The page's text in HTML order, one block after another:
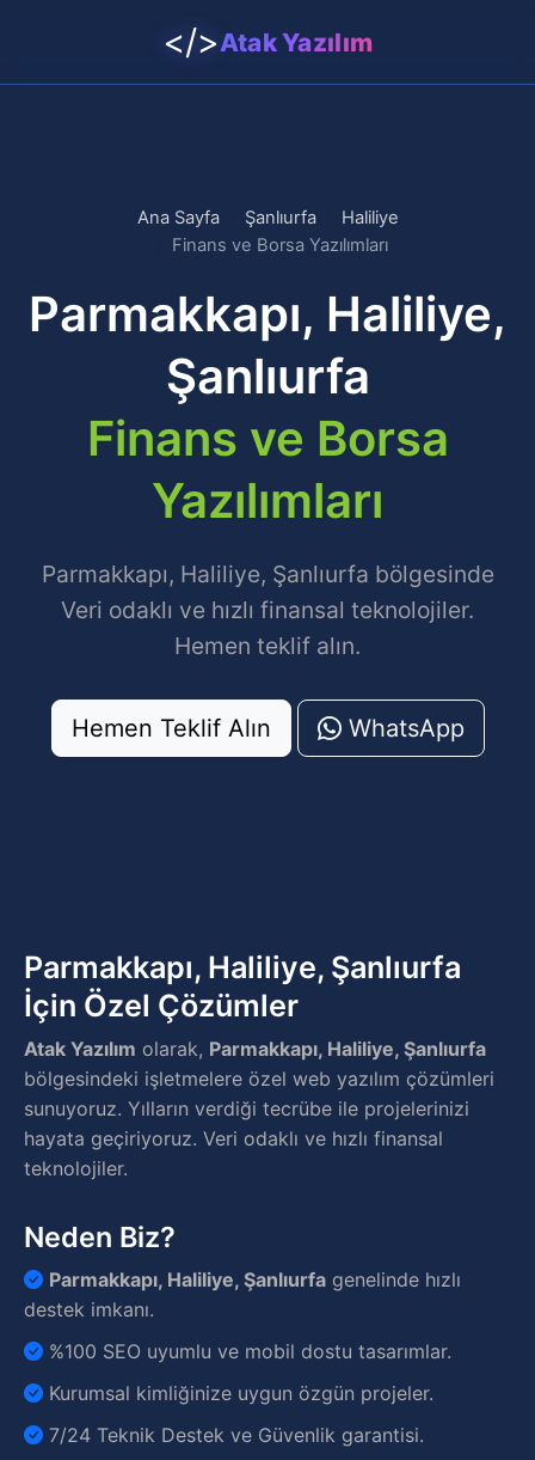
</>Atak Yazılım
Ana Sayfa Şanlıurfa
Haliliye
Finans ve Borsa Yazılımları
Parmakkapı, Haliliye,
Şanlıurfa
Finans ve Borsa
Yazılımları
Parmakkapı, Haliliye, Şanlıurfa bölgesinde
Veri odaklı ve hızlı finansal teknolojiler.
Hemen teklif alın.
Hemen Teklif Alın WhatsApp
Parmakkapı, Haliliye, Şanlıurfa
İçin Özel Çözümler
Atak Yazılım olarak, Parmakkapı, Haliliye, Şanlıurfa
bölgesindeki işletmelere özel web yazılım çözümleri
sunuyoruz. Yılların verdiği tecrübe ile projelerinizi
hayata geçiriyoruz. Veri odaklı ve hızlı finansal
teknolojiler.
Neden Biz?
Parmakkapı, Haliliye, Şanlıurfa genelinde hızlı
destek imkanı.
%100 SEO uyumlu ve mobil dostu tasarımlar.
Kurumsal kimliğinize uygun özgün projeler.
7/24 Teknik Destek ve Güvenlik garantisi.